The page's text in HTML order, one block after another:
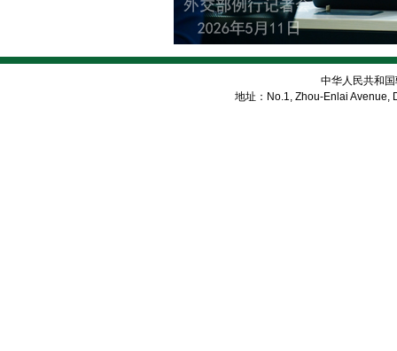
中华人民共和
地址：No.1, Zhou-Enlai Avenue,